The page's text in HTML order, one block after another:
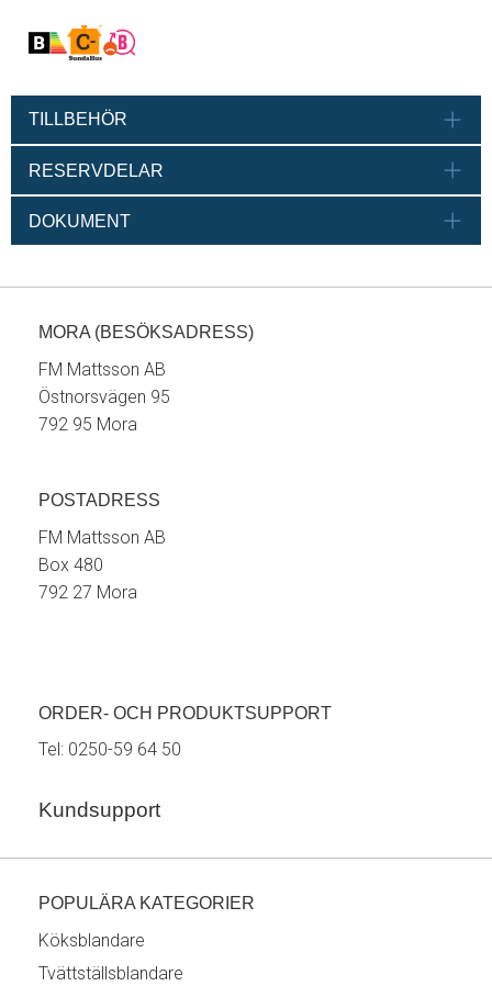
TILLBEHÖR
RESERVDELAR
DOKUMENT
MORA (BESÖKSADRESS)
FM Mattsson AB
Östnorsvägen 95
792 95 Mora
POSTADRESS
FM Mattsson AB
Box 480
792 27 Mora
ORDER- OCH PRODUKTSUPPORT
Tel: 0250-59 64 50
Kundsupport
POPULÄRA KATEGORIER
Köksblandare
Tvättställsblandare